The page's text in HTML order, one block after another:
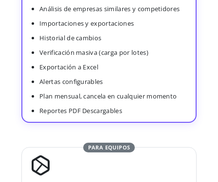
Análisis de empresas similares y competidores
Importaciones y exportaciones
Historial de cambios
Verificación masiva (carga por lotes)
Exportación a Excel
Alertas configurables
Plan mensual, cancela en cualquier momento
Reportes PDF Descargables
PARA EQUIPOS